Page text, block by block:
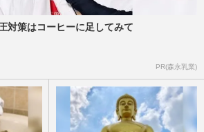
対策はコーヒーに足してみて
PR(森永乳業)